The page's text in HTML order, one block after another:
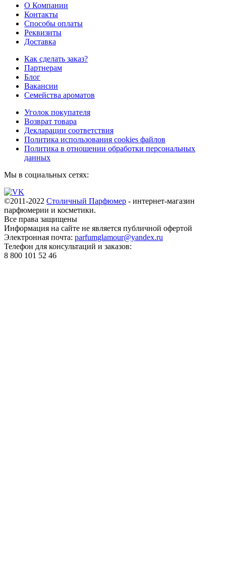
О Компании
Контакты
Способы оплаты
Реквизиты
Доставка
Как сделать заказ?
Партнерам
Блог
Вакансии
Семейства ароматов
Уголок покупателя
Возврат товара
Декларации соответствия
Политика использования cookies файлов
Политика в отношении обработки персональных
данных
Мы в социальных сетях:
©2011-2022 Столичный Парфюмер - интернет-магазин
парфюмерии и косметики.
Все права защищены
Информация на сайте не является публичной офертой
Электронная почта: parfumglamour@yandex.ru
Телефон для консультаций и заказов:
8 800 101 52 46